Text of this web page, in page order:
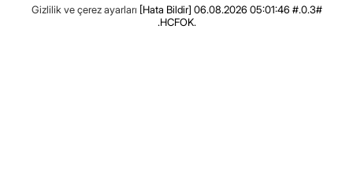
Gizlilik ve çerez ayarları [Hata Bildir] 06.08.2026 05:01:46 #.0.3#
.HCFOK.